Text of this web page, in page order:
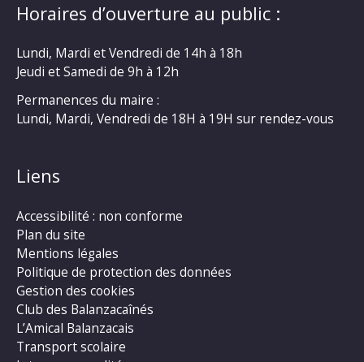
Horaires d’ouverture au public :
Lundi, Mardi et Vendredi de 14h à 18h
Jeudi et Samedi de 9h à 12h
Permanences du maire :
Lundi, Mardi, Vendredi de 18H à 19H sur rendez-vous
Liens
Accessibilité : non conforme
Plan du site
Mentions légales
Politique de protection des données
Gestion des cookies
Club des Balanzacaînés
L’Amical Balanzacais
Transport scolaire